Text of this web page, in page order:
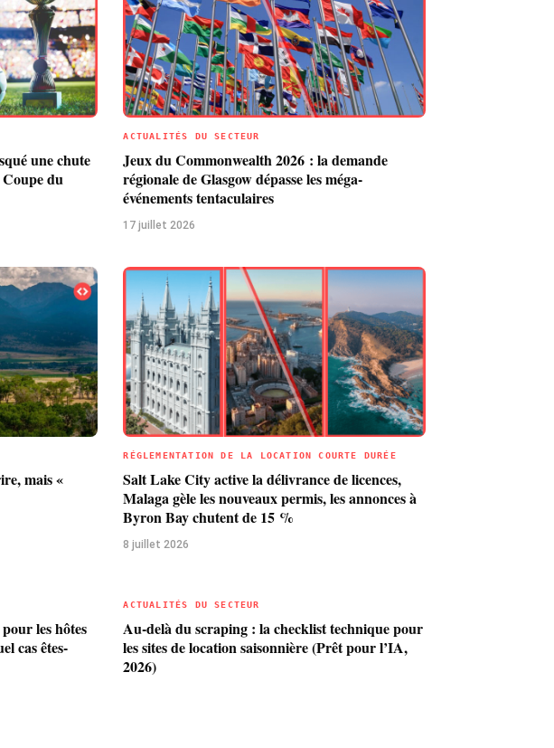
une chute
du
ACTUALITÉS DU SECTEUR
Jeux du Commonwealth 2026 : la demande
régionale de Glasgow dépasse les méga-
événements tentaculaires
17 juillet 2026
mais «
RÉGLEMENTATION DE LA LOCATION COURTE DURÉE
Salt Lake City active la délivrance de licences,
Malaga gèle les nouveaux permis, les annonces à
Byron Bay chutent de 15 %
8 juillet 2026
les hôtes
cas êtes-
ACTUALITÉS DU SECTEUR
Au-delà du scraping : la checklist technique pour
les sites de location saisonnière (Prêt pour l’IA,
2026)